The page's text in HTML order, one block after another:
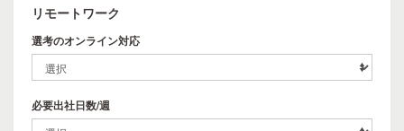
リモートワーク
選考のオンライン対応
必要出社日数/週